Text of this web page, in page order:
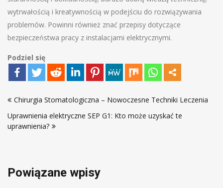
wytrwałością i kreatywnością w podejściu do rozwiązywania
problemów. Powinni również znać przepisy dotyczące
bezpieczeństwa pracy z instalacjami elektrycznymi.
Podziel się
wpisu
Chirurgia Stomatologiczna – Nowoczesne Techniki Leczenia
Uprawnienia elektryczne SEP G1: Kto może uzyskać te
uprawnienia?
Powiązane wpisy